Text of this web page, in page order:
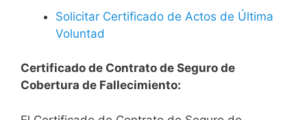
Solicitar Certificado de Actos de Última
Voluntad
Certificado de Contrato de Seguro de
Cobertura de Fallecimiento: